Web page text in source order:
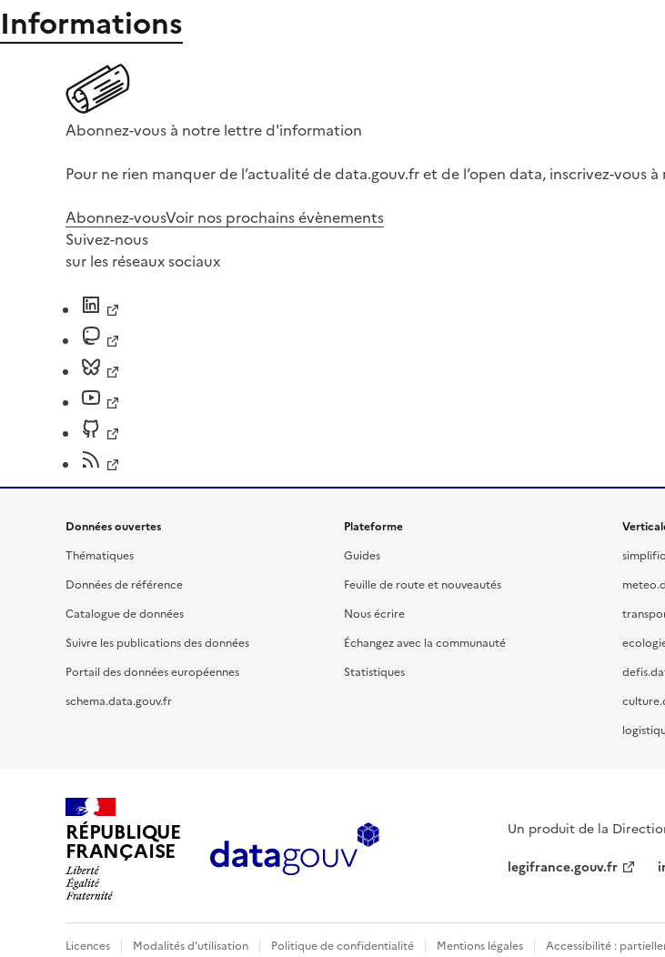
Informations
Abonnez-vous à notre lettre d'information
Pour ne rien manquer de l’actualité de data.gouv.fr et de l’open data, inscrivez-vous
Abonnez-vousVoir nos prochains évènements
Suivez-nous
sur les réseaux sociaux
Données ouvertes
Thématiques
Données de référence
Catalogue de données
Suivre les publications des données
Portail des données européennes
schema.data.gouv.fr
Plateforme
Guides
Feuille de route et nouveautés
Nous écrire
Échangez avec la communauté
Statistiques
RÉPUBLIQUE
FRANÇAISE
Un produit de la
legifrance.gouv.fr
Licences Modalités d'utilisation Politique de confidentialité Mentions légales Accessibilité :